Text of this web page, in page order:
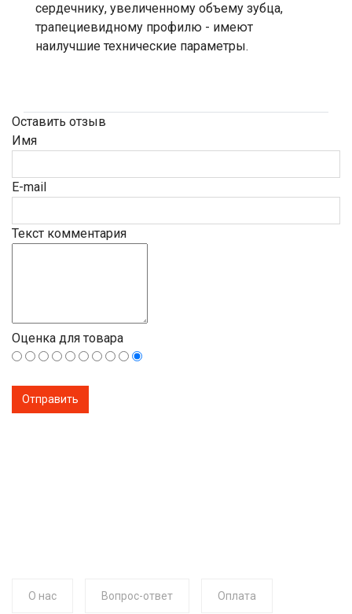
сердечнику, увеличенному объему зубца,
трапециевидному профилю - имеют
наилучшие технические параметры.
Оставить отзыв
Имя
E-mail
Текст комментария
Оценка для товара
О нас Вопрос-ответ Оплата